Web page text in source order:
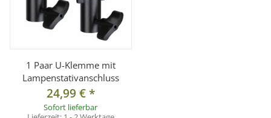
1 Paar U-Klemme mit
Lampenstativanschluss
24,99 €*
Sofort lieferbar